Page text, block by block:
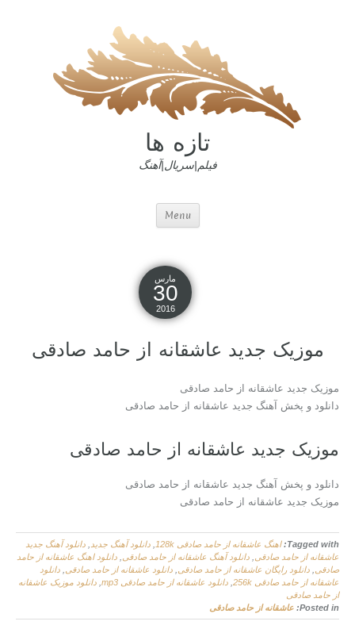
تازه ها
فیلم|سریال|آهنگ
Menu
مارس
30
2016
موزیک جدید عاشقانه از حامد صادقی
موزیک جدید عاشقانه از حامد صادقی
دانلود و پخش آهنگ جدید عاشقانه از حامد صادقی
موزیک جدید عاشقانه از حامد صادقی
دانلود و پخش آهنگ جدید عاشقانه از حامد صادقی
موزیک جدید عاشقانه از حامد صادقی
Tagged with: اهنگ عاشقانه از حامد صادقی 128k دانلود آهنگ جدید
دانلود آهنگ جدید
عاشقانه از حامد صادقی دانلود آهنگ عاشقانه از حامد صادقی دانلود اهنگ عاشقانه از حامد
صادقی دانلود رایگان عاشقانه از حامد صادقی دانلود عاشقانه از حامد صادقی دانلود
عاشقانه از حامد صادقی 256k
دانلود عاشقانه از حامد صادقی mp3
دانلود موزیک عاشقانه
از حامد صادقی
Posted in: عاشقانه از حامد صادقی